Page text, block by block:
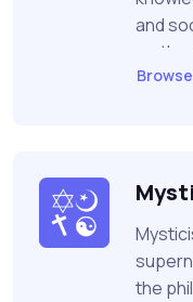
and
Browse
the